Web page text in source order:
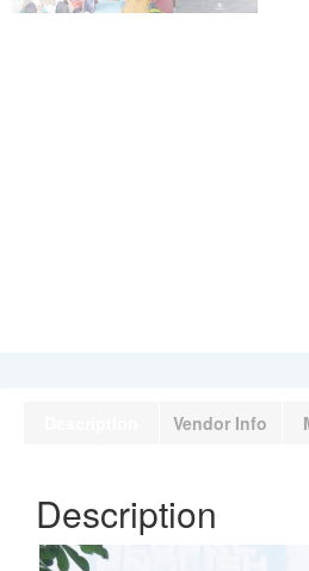
Vendor Info
Description